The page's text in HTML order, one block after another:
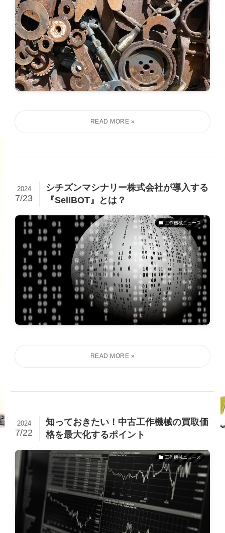
シチズンマシナリー株式会社が導入する
『SellBOT』とは？
2024
7/23
工作機械ニュース
知っておきたい！中古工作機械の買取価
格を最大化するポイント
2024
7/22
工作機械ニュース